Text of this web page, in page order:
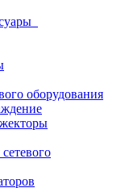
оборудования